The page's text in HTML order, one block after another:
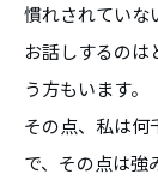
慣れされていな
お話しするの
う方もいます。
その点、私は何
で、その点は強